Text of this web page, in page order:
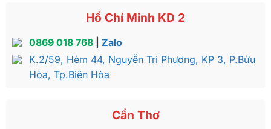
Tủ quần áo hương đá TQA122 có thiết kế 3 cánh, 1 kệ
Kích thước bộ sản phẩm tủ quần áo hương đá giá
rẻ 3 cánh kệ đồ – TQA122
vừa văn cao 2m12, ngang 1m94, sâu 60cm
Hồ Chí Minh KD 2
0869 018 768| Zalo
K.2/59, Hẻm 44, Nguyễn Tri Phương, KP 3, P.Bửu
Hòa, Tp.Biên Hòa
Cần Thơ